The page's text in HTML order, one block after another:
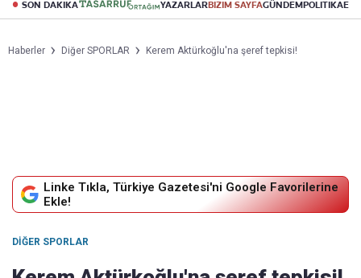
SON DAKİKA YAZARLARBİZİM SAYFAGÜNDEMPOLİTİKA
Haberler Diğer SPORLAR Kerem Aktürkoğlu'na şeref tepkisi!
Linke Tıkla, Türkiye Gazetesi'ni Google Favorilerine
Ekle!
DIĞER SPORLAR